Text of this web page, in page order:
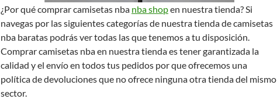
¿Por qué comprar camisetas nba nba shopen nuestra tienda? Si
navegas por las siguientes categorías de nuestra tienda de camisetas
nba baratas podrás ver todas las que tenemos a tu disposición.
Comprar camisetas nba en nuestra tienda es tener garantizada la
calidad y el envío en todos tus pedidos por que ofrecemos una
política de devoluciones que no ofrece ninguna otra tienda del mismo
sector.